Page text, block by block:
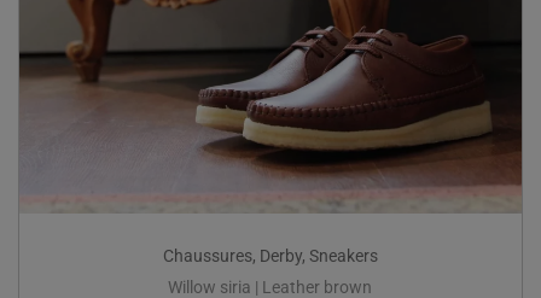
Chaussures, Derby, Sneakers
Willow siria | Leather brown